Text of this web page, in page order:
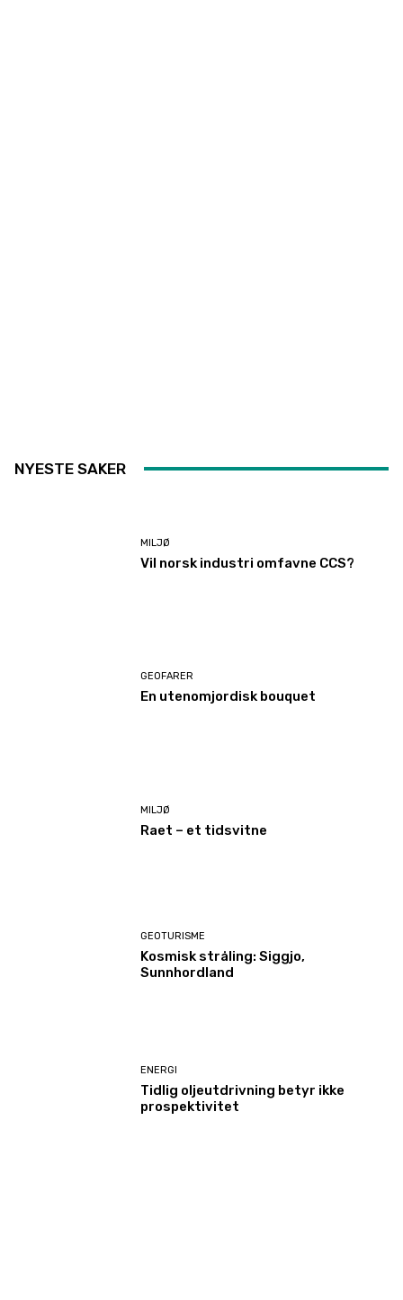
NYESTE SAKER
MILJØ
Vil norsk industri omfavne CCS?
GEOFARER
En utenomjordisk bouquet
MILJØ
Raet – et tidsvitne
GEOTURISME
Kosmisk stråling: Siggjo,
Sunnhordland
ENERGI
Tidlig oljeutdrivning betyr ikke
prospektivitet